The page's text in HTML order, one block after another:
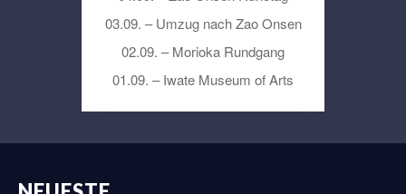
03.09. – Umzug nach Zao Onsen
02.09. – Morioka Rundgang
01.09. – Iwate Museum of Arts